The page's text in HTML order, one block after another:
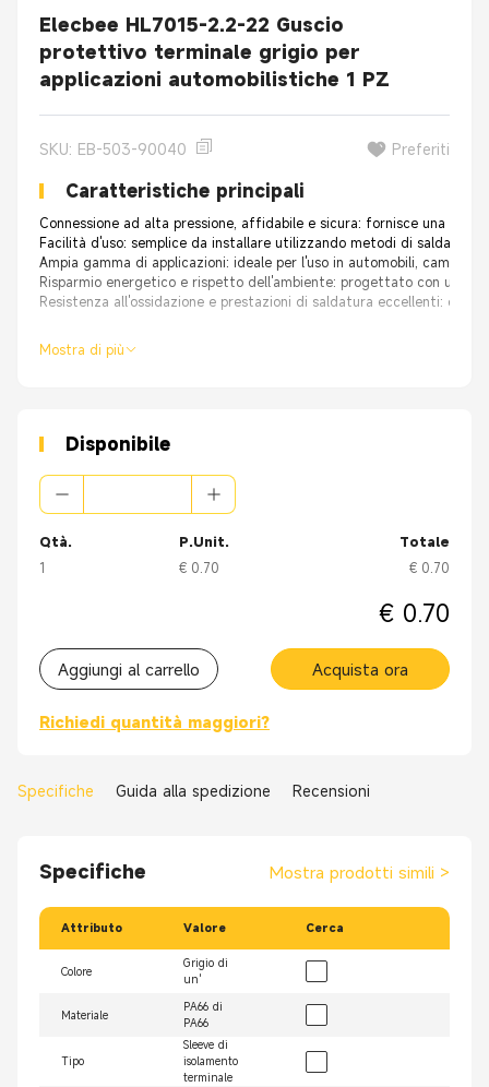
Elecbee HL7015-2.2-22 Guscio
protettivo terminale grigio per
applicazioni automobilistiche 1 PZ
SKU: EB-503-90040 Preferiti
Caratteristiche principali
Connessione ad alta pressione, affidabile e sicura: fornisce una
Facilità d'uso: semplice da installare utilizzando metodi di
Ampia gamma di applicazioni: ideale per l'uso in automobili,
Risparmio energetico e rispetto dell'ambiente: progettato con una
Resistenza all'ossidazione e prestazioni di saldatura eccellenti:
Mostra di più
Disponibile
Qtà.
1
P.Unit.
€ 0.70
Totale
€ 0.70
€ 0.70
Aggiungi al carrello Acquista ora
Richiedi quantità maggiori?
Specifiche Guida alla spedizione Recensioni
Specifiche Mostra prodotti simili >
Attributo Valore Cerca
Colore
Grigio di
un'
Materiale
PA66 di
PA66
Tipo
Sleeve di
isolamento
terminale